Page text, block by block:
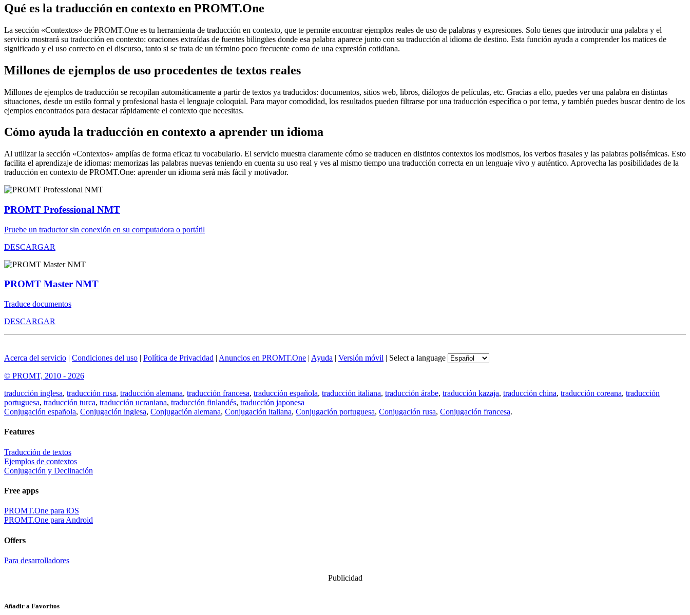
Qué es la traducción en contexto en PROMT.One
La sección «Contextos» de PROMT.One es tu herramienta de traducción en contexto, que te permite encontrar ejemplos reales de uso de palabras y expresiones. Solo tienes que introducir una palabra y el
servicio mostrará su traducción en contexto: oraciones extraídas de fuentes bilingües donde esa palabra aparece junto con su traducción al idioma de destino. Esta función ayuda a comprender los matices de
significado y el uso correcto en el discurso, tanto si se trata de un término poco frecuente como de una expresión cotidiana.
Millones de ejemplos de uso procedentes de textos reales
Millones de ejemplos de traducción se recopilan automáticamente a partir de textos ya traducidos: documentos, sitios web, libros, diálogos de películas, etc. Gracias a ello, puedes ver una palabra en distintas
situaciones, desde un estilo formal y profesional hasta el lenguaje coloquial. Para mayor comodidad, los resultados pueden filtrarse por una traducción específica o por tema, y también puedes buscar dentro de los
ejemplos encontrados para destacar rápidamente el contexto que necesitas.
Cómo ayuda la traducción en contexto a aprender un idioma
Al utilizar la sección «Contextos» amplías de forma eficaz tu vocabulario. El servicio muestra claramente cómo se traducen en distintos contextos los modismos, los verbos frasales y las palabras polisémicas. Esto
facilita el aprendizaje de idiomas: memorizas las palabras nuevas teniendo en cuenta su uso real y ves al mismo tiempo una traducción correcta en un lenguaje vivo y auténtico. Aprovecha las posibilidades de la
traducción en contexto de PROMT.One: aprender un idioma será más fácil y motivador.
PROMT Professional NMT
Pruebe un traductor sin conexión en su computadora o portátil
DESCARGAR
PROMT Master NMT
Traduce documentos
DESCARGAR
Acerca del servicio | Condiciones del uso | Política de Privacidad | Anuncios en PROMT.One | Ayuda | Versión móvil | Select a language
© PROMT, 2010 - 2026
traducción inglesa, traducción rusa, traducción alemana, traducción francesa, traducción española, traducción italiana, traducción árabe, traducción kazaja, traducción china, traducción coreana, traducción
portuguesa, traducción turca, traducción ucraniana, traducción finlandés, traducción japonesa
Conjugación española, Conjugación inglesa, Conjugación alemana, Conjugación italiana, Conjugación portuguesa, Conjugación rusa, Conjugación francesa.
Features
Traducción de textos
Ejemplos de contextos
Conjugación y Declinación
Free apps
PROMT.One para iOS
PROMT.One para Android
Offers
Para desarrolladores
Publicidad
Añadir a Favoritos